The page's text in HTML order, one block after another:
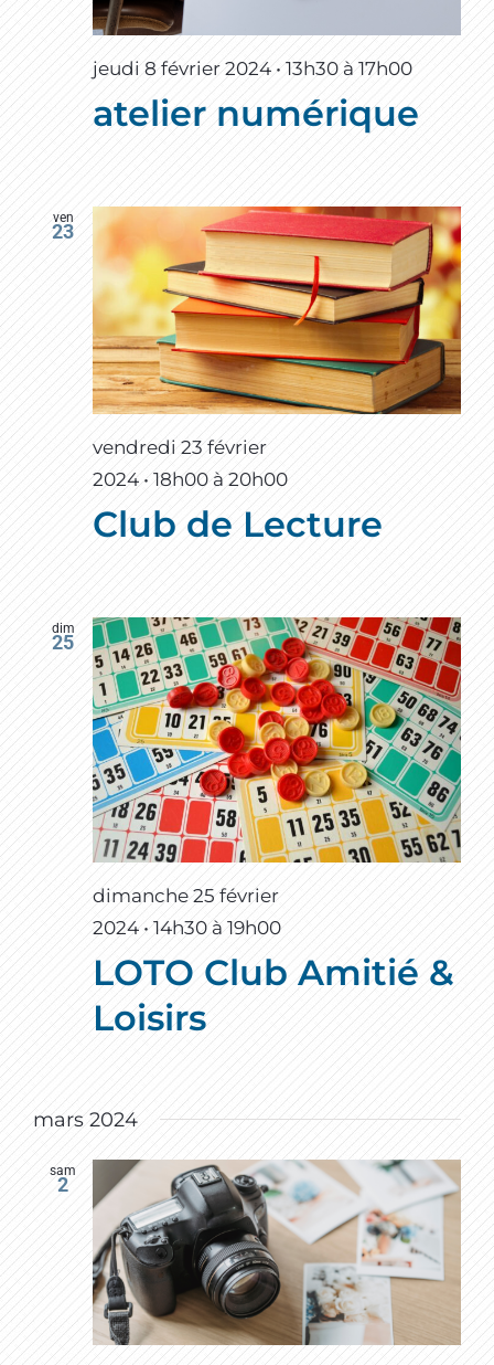
jeudi 8 février 2024 • 13h30 à 17h00
atelier numérique
ven
23
vendredi 23 février
2024 • 18h00 à 20h00
Club de Lecture
dim
25
dimanche 25 février
2024 • 14h30 à 19h00
LOTO Club Amitié &
Loisirs
mars 2024
sam
2